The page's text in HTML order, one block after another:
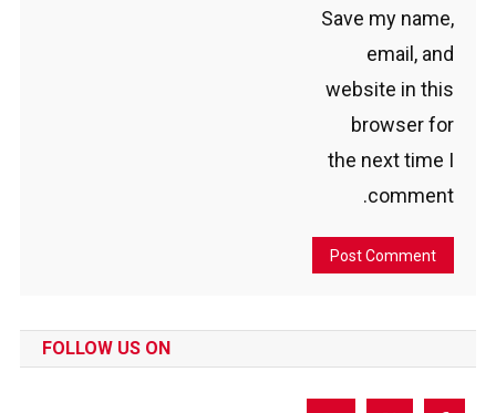
Save my name,
email, and
website in this
browser for
the next time I
comment.
FOLLOW US ON